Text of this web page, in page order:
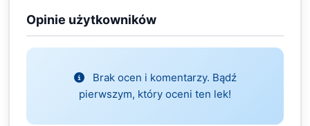
Opinie użytkowników
Brak ocen i komentarzy. Bądź
pierwszym, który oceni ten lek!